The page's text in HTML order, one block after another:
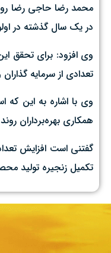
محمد رضا حاجی رضا
در یک سال گذشته در
وی افزود: برای تحقق
تعدادی از سرمایه
وی با اشاره به این
همکاری بهره‌برداران
گفتنی است افزایش
تکمیل زنجیره تولید